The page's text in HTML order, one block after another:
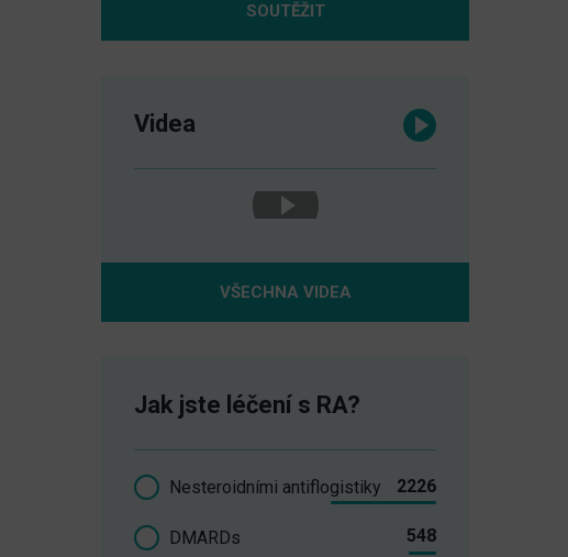
SOUTĚŽIT
Videa
VŠECHNA VIDEA
Jak jste léčení s RA?
Nesteroidními antiflogistiky 2226
DMARDs 548